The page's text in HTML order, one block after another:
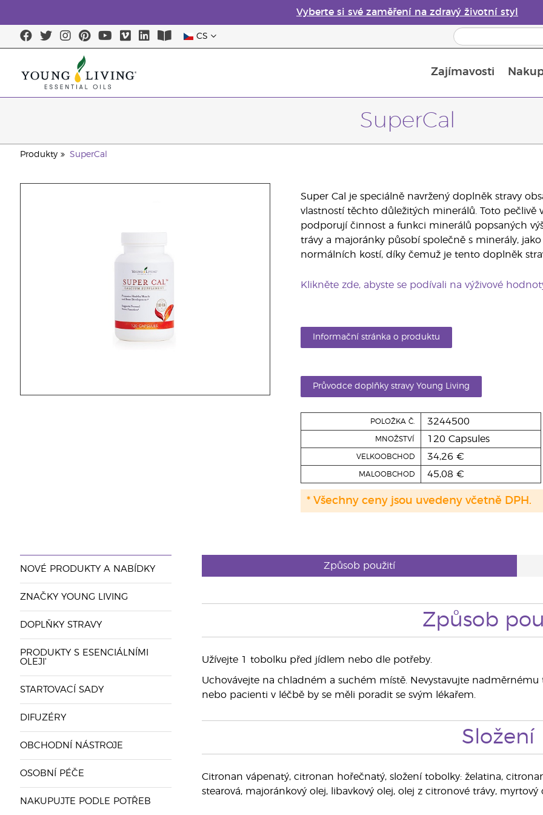
Vyberte si své zaměření na zdravý životní styl
CS
Zajímavosti
SuperCal
Produkty SuperCal
Super Cal je speciálně navržený doplněk stravy
vlastností těchto důležitých minerálů. Toto pečlivě
podporují činnost a funkci minerálů popsaných
trávy a majoránky působí společně s minerály,
normálních kostí, díky čemuž je tento doplněk
Klikněte zde, abyste se podívali na výživové
Informační stránka o produktu
Průvodce doplňky stravy Young Living
POLOŽKA Č. 3244500
MNOŽSTVÍ 120 Capsules
VELKOOBCHOD 34,26 €
MALOOBCHOD 45,08 €
* Všechny ceny jsou uvedeny včetně DPH.
NOVÉ PRODUKTY A NABÍDKY
ZNAČKY YOUNG LIVING
DOPLŇKY STRAVY
PRODUKTY S ESENCIÁLNÍMI
OLEJI'
STARTOVACÍ SADY
DIFUZÉRY
OBCHODNÍ NÁSTROJE
OSOBNÍ PÉČE
NAKUPUJTE PODLE POTŘEB
Způsob použití
Způsob
Užívejte 1 tobolku před jídlem nebo dle potřeby.
Uchovávejte na chladném a suchém místě. Nevystavujte
nebo pacienti v léčbě by se měli poradit se svým lékařem.
Složení
Citronan vápenatý, citronan hořečnatý, složení tobolky: želatina,
stearová, majoránkový olej, libavkový olej, olej z citronové trávy, myrtový